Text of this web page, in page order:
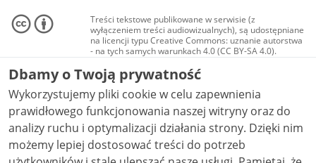
Treści tekstowe publikowane w serwisie (z
wyłączeniem treści audiowizualnych), są udostępniane
na licencji typu Creative Commons: uznanie autorstwa
- na tych samych warunkach 4.0 (CC BY-SA 4.0).
Materiały audiowizualne, w tym zdjęcia, materiały
audio i wideo, są udostępniane na licencji typu
Creative Commons: uznanie autorstwa użycie
niekomercyjne - bez utworów zależnych 4.0 (CC BY-
NC-ND 4.0), o ile nie jest to stwierdzone inaczej.
Dbamy o Twoją prywatność
Wykorzystujemy pliki cookie w celu zapewnienia
prawidłowego funkcjonowania naszej witryny oraz do
analizy ruchu i optymalizacji działania strony. Dzięki nim
możemy lepiej dostosować treści do potrzeb